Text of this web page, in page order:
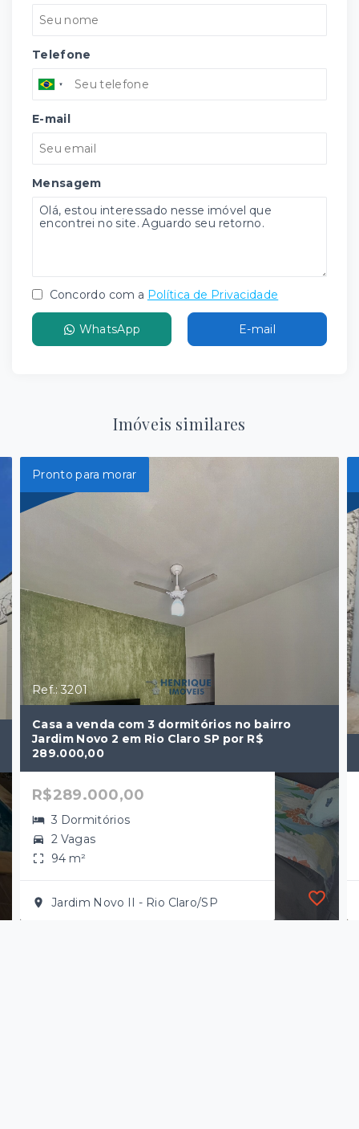
Telefone
E-mail
Mensagem
Concordo com a Política de Privacidade
WhatsApp E-mail
Imóveis similares
Pronto para morar
Ref.: 3201
Casa a venda com 3 dormitórios no bairro
Jardim Novo 2 em Rio Claro SP por R$
289.000,00
R$289.000,00
3 Dormitórios
2 Vagas
94 m²
Jardim Novo II - Rio Claro/SP